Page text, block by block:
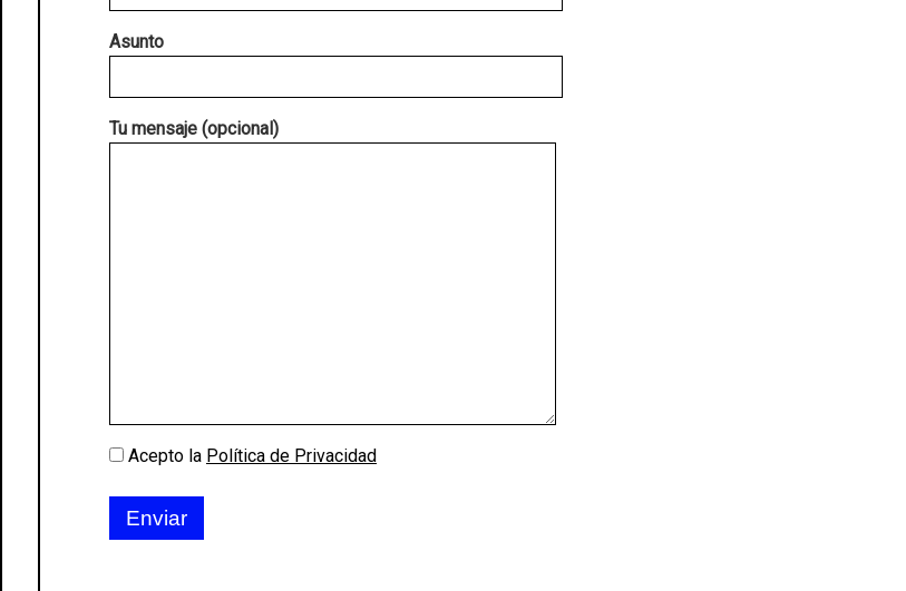
Asunto
Tu mensaje (opcional)
Acepto la Política de Privacidad